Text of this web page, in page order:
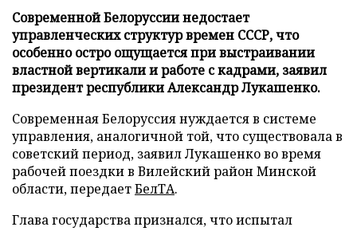
Современной Белоруссии недостает
управленческих структур времен СССР, что
особенно остро ощущается при выстраивании
властной вертикали и работе с кадрами, заявил
президент республики Александр Лукашенко.
Современная Белоруссия нуждается в системе
управления, аналогичной той, что существовала в
советский период, заявил Лукашенко во время
рабочей поездки в Вилейский район Минской
области, передаетБелТА.
Глава государства признался, что испытал